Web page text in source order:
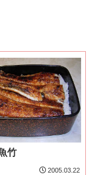
竹
2005.03.22